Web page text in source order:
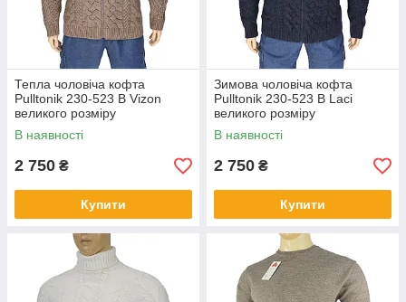
Тепла чоловіча кофта
Pulltonik 230-523 B Vizon
великого розміру
В наявності
2 750 ₴
Купити
Зимова чоловіча кофта
Pulltonik 230-523 B Laci
великого розміру
В наявності
2 750 ₴
Купити